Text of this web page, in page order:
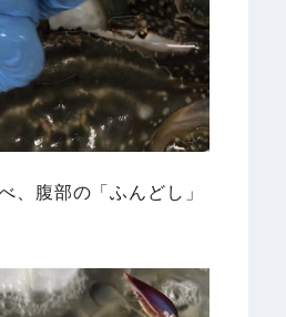
、腹部の「ふんどし」